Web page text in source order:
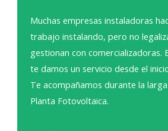
Muchas empresas instaladoras
trabajo instalando, pero no
gestionan con comercializadoras.
te damos un servicio desde el
Te acompañamos durante la
Planta Fotovoltaica.